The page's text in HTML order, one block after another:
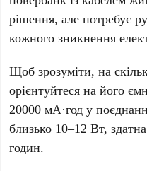
рішення, але потребує
кожного зникнення
Щоб зрозуміти, на
орієнтуйтеся на його
20000 мА·год у
близько 10–12 Вт,
годин.